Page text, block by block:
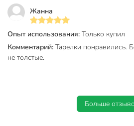
Вес в упаковке
Габариты упаковки
Жанна
Опыт использования: Только купил
Комментарий: Тарелки понравились.
не толстые.
Больше